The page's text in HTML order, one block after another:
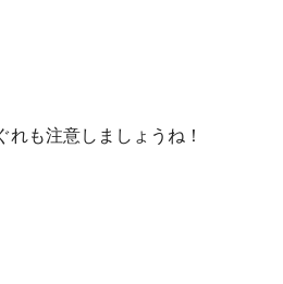
も注意しましょうね！